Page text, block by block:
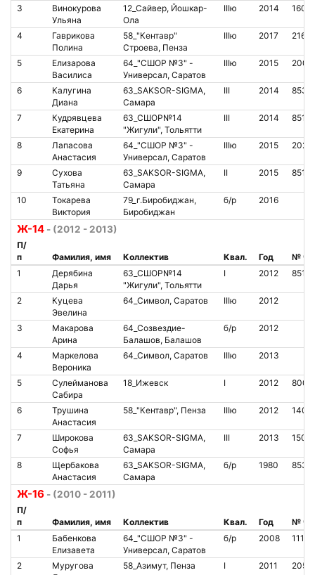
3
Винокурова
Ульяна
12_Сайвер, Йошкар-
Ола
IIIю 2014
4
Гаврикова
Полина
58_"Кентавр"
Строева, Пенза
IIIю 2017
5
Елизарова
Василиса
64_"СШОР №3" -
Универсал, Саратов
IIIю 2015
6
Калугина
Диана
63_SAKSOR-SIGMA,
Самара
III 2014
7
Кудрявцева
Екатерина
63_СШОР№14
"Жигули", Тольятти
III 2014
8
Лапасова
Анастасия
64_"СШОР №3" -
Универсал, Саратов
IIIю 2015
9
Сухова
Татьяна
63_SAKSOR-SIGMA,
Самара
II 2015
10
Токарева
Виктория
79_г.Биробиджан,
Биробиджан
б/р 2016
Ж-14 - (2012 - 2013)
П/
п
Фамилия, имя Коллектив Квал. Год
№
1
Дерябина
Дарья
63_СШОР№14
"Жигули", Тольятти
I 2012
2
Куцева
Эвелина
64_Символ, Саратов IIIю 2012
3
Макарова
Арина
64_Созвездие-
Балашов, Балашов
б/р 2012
4
Маркелова
Вероника
64_Символ, Саратов IIIю 2013
5
Сулейманова
Сабира
18_Ижевск I 2012
6
Трушина
Анастасия
58_"Кентавр", Пенза IIIю 2012
7
Широкова
Софья
63_SAKSOR-SIGMA,
Самара
III 2013
8
Щербакова
Анастасия
63_SAKSOR-SIGMA,
Самара
б/р 1980
Ж-16 - (2010 - 2011)
П/
п
Фамилия, имя Коллектив Квал. Год
№
1
Бабенкова
Елизавета
64_"СШОР №3" -
Универсал, Саратов
б/р 2008
2
Муругова
58_Азимут, Пенза I 2011